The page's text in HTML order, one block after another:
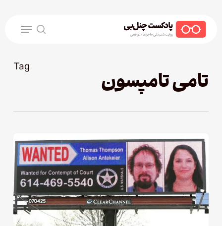
search
Menu
Tag
تامی تامپسون